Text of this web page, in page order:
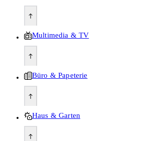
Multimedia & TV
Büro & Papeterie
Haus & Garten